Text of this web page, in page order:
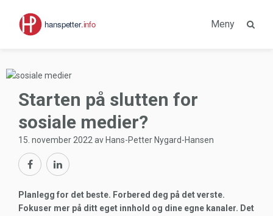
Meny
Starten på slutten for
sosiale medier?
15. november 2022 av Hans-Petter Nygard-Hansen
Planlegg for det beste. Forbered deg på det verste.
Fokuser mer på ditt eget innhold og dine egne kanaler. Det